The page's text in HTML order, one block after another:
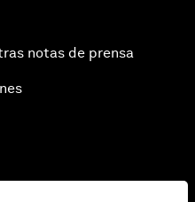
notas de prensa